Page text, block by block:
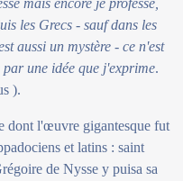
les Grecs - sauf dans les
aussi un mystère - ce n'est
une idée que j'exprime.
).
dont l'œuvre gigantesque fut
et latins : saint
de Nysse y puisa sa